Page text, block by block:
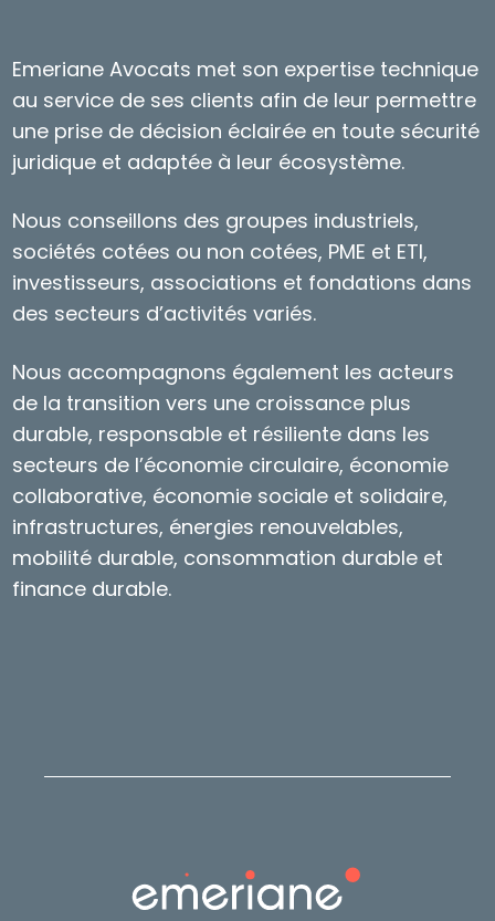
Emeriane Avocats met son expertise technique
au service de ses clients afin de leur permettre
une prise de décision éclairée en toute sécurité
juridique et adaptée à leur écosystème.
Nous conseillons des groupes industriels,
sociétés cotées ou non cotées, PME et ETI,
investisseurs, associations et fondations dans
des secteurs d’activités variés.
Nous accompagnons également les acteurs
de la transition vers une croissance plus
durable, responsable et résiliente dans les
secteurs de l’économie circulaire, économie
collaborative, économie sociale et solidaire,
infrastructures, énergies renouvelables,
mobilité durable, consommation durable et
finance durable.